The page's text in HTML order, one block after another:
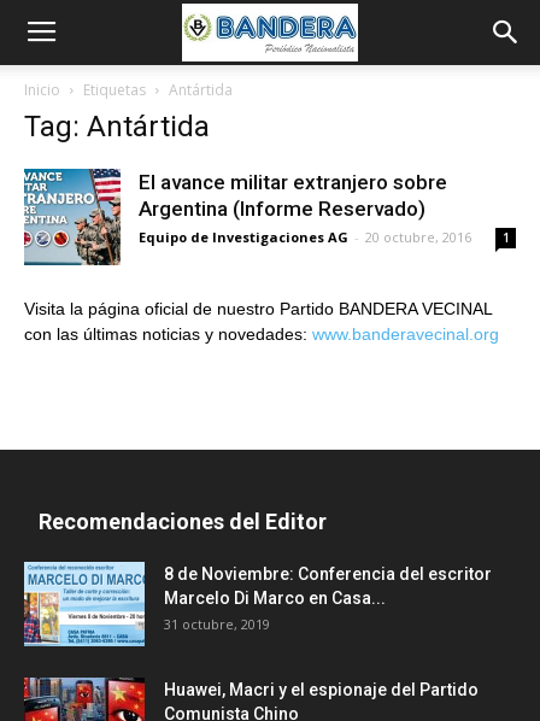
Inicio Etiquetas Antártida
Tag: Antártida
El avance militar extranjero sobre
Argentina (Informe Reservado)
Equipo de Investigaciones AG - 20 octubre, 2016 1
Visita la página oficial de nuestro Partido BANDERA VECINAL
con las últimas noticias y novedades: www.banderavecinal.org
Recomendaciones del Editor
8 de Noviembre: Conferencia del escritor
Marcelo Di Marco en Casa...
31 octubre, 2019
Huawei, Macri y el espionaje del Partido
Comunista Chino